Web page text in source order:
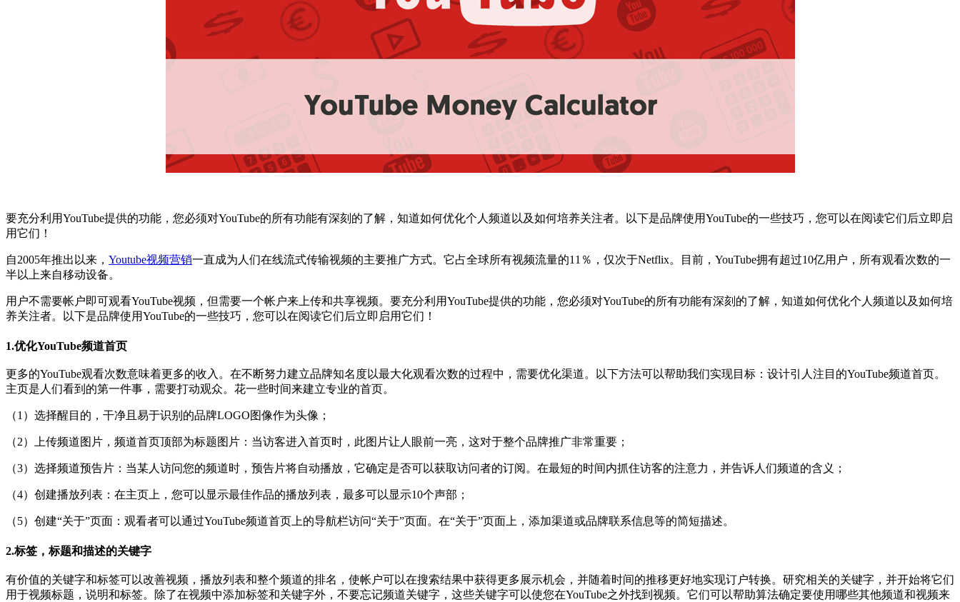
要充分利用YouTube提供的功能，您必须对YouTube的所有功能有深刻的了解，知道如何优化个人频道以及如何培养关注者。以下是品牌使用YouTube的一些技巧，您可以在阅读它们后立即启
用它们！
自2005年推出以来， Youtube视频营销一直成为人们在线流式传输视频的主要推广方式。它占全球所有视频流量的11％，仅次于Netflix。
目前，YouTube拥有超过10亿用户，所有观看次数的一
半以上来自移动设备。
用户不需要帐户即可观看YouTube视频，但需要一个帐户来上传和共享视频。要充分利用YouTube提供的功能，您必须对YouTube的所有功能有深刻的了解，知道如何优化个人频道以及如何培
养关注者。
以下是品牌使用YouTube的一些技巧，您可以在阅读它们后立即启用它们！
1.优化YouTube频道首页
更多的YouTube观看次数意味着更多的收入。在不断努力建立品牌知名度以最大化观看次数的过程中，需要优化渠道。以下方法可以帮助我们实现目标：设计引人注目的YouTube频道首页。
主页是人们看到的第一件事，需要打动观众。花一些时间来建立专业的首页。
（1）选择醒目的，干净且易于识别的品牌LOGO图像作为头像；
（2）上传频道图片，频道首页顶部为标题图片：当访客进入首页时，此图片让人眼前一亮，这对于整个品牌推广非常重要；
（3）选择频道预告片：当某人访问您的频道时，预告片将自动播放，它确定是否可以获取访问者的订阅。在最短的时间内抓住访客的注意力，并告诉人们频道的含义；
（4）创建播放列表：在主页上，您可以显示最佳作品的播放列表，最多可以显示10个声部；
（5）创建“关于”页面：观看者可以通过YouTube频道首页上的导航栏访问“关于”页面。在“关于”页面上，添加渠道或品牌联系信息等的简短描述。
2.标签，标题和描述的关键字
有价值的关键字和标签可以改善视频，播放列表和整个频道的排名，使帐户可以在搜索结果中获得更多展示机会，并随着时间的推移更好地实现订户转换。 研究相关的关键字，并开始将它们
用于视频标题，说明和标签。除了在视频中添加标签和关键字外，不要忘记频道关键字，这些关键字可以使您在YouTube之外找到视频。它们可以帮助算法确定要使用哪些其他频道和视频来